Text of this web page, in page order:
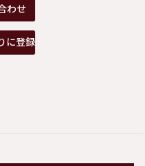
わせ
に登録